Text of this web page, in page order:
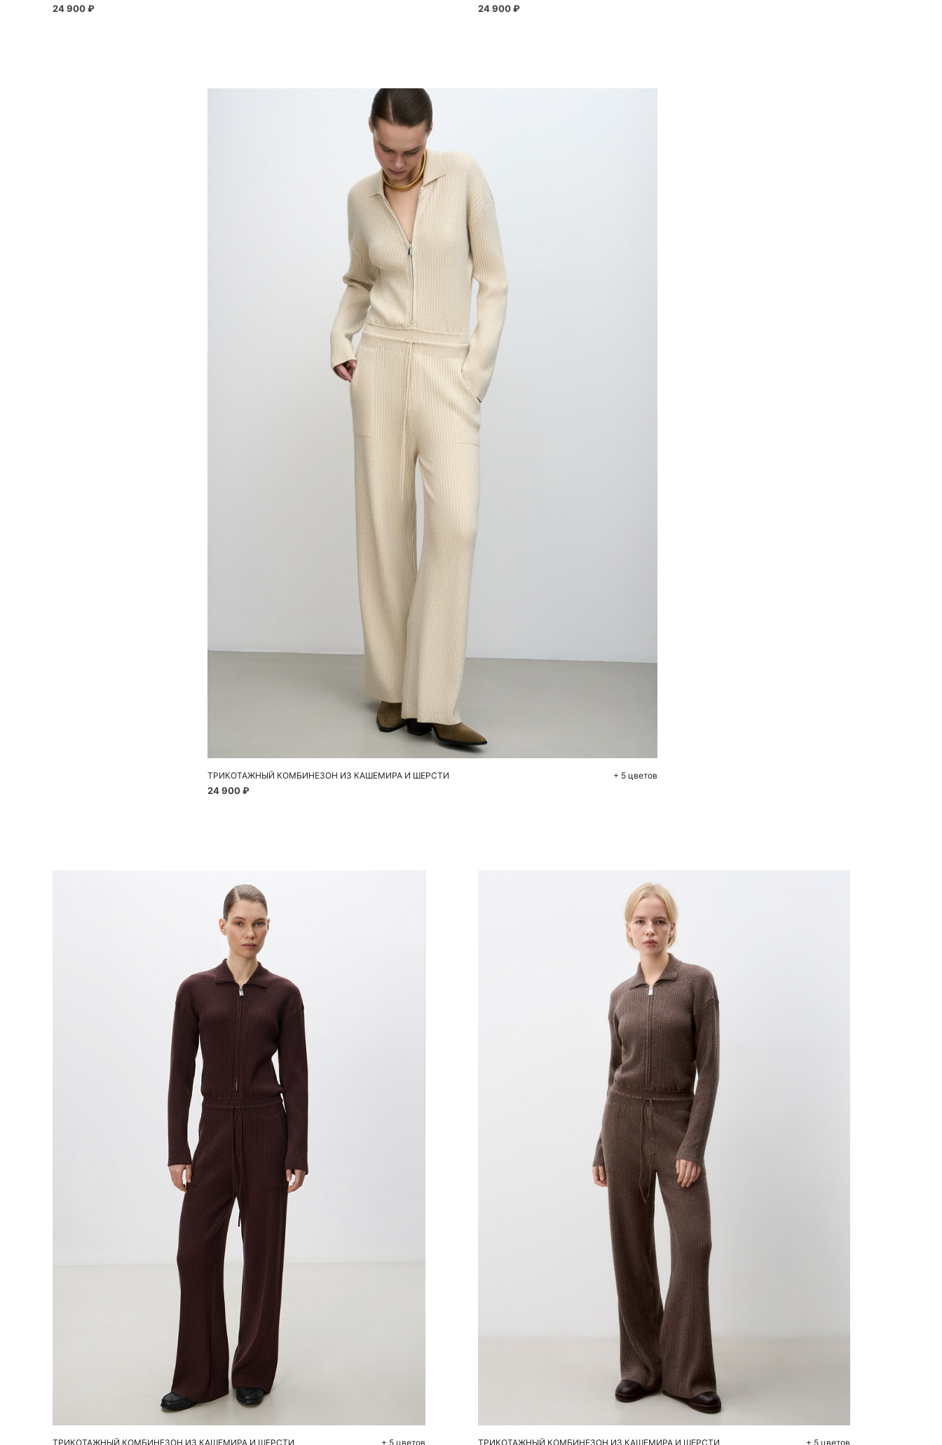
24 900 ₽ 24 900 ₽
Добавить в корзину
S
ТРИКОТАЖНЫЙ КОМБИНЕЗОН ИЗ КАШЕМИРА И ШЕРСТИ + 5 цветов
24 900 ₽
Добавить в корзину
ТРИКОТАЖНЫЙ КОМБИНЕЗОН ИЗ КАШЕМИРА И ШЕРСТИ + 5 цветов
Добавить в корзину
S M
ТРИКОТАЖНЫЙ КОМБИНЕЗОН ИЗ КАШЕМИРА И ШЕРСТИ + 5 цветов